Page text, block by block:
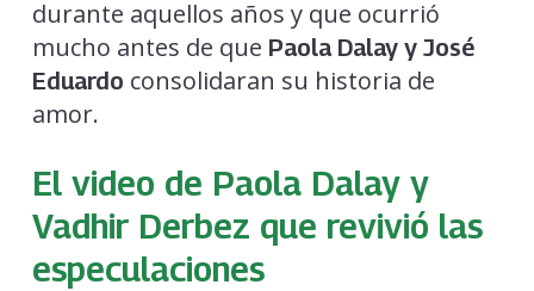
durante aquellos años y que ocurrió
mucho antes de que Paola Dalay y José
Eduardo consolidaran su historia de
amor.
El video de Paola Dalay y
Vadhir Derbez que revivió las
especulaciones